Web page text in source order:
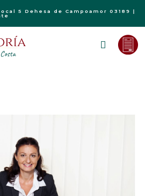
5 Dehesa de Campoamor 03189 |